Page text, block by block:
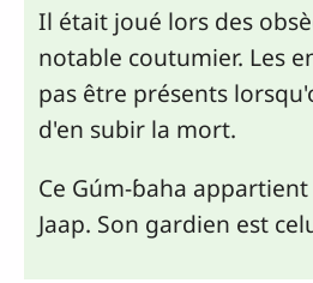
Il était joué lors des
notable coutumier. Les
pas être présents
d'en subir la mort.
Ce Gúm-ɓaha
Jaap. Son gardien est